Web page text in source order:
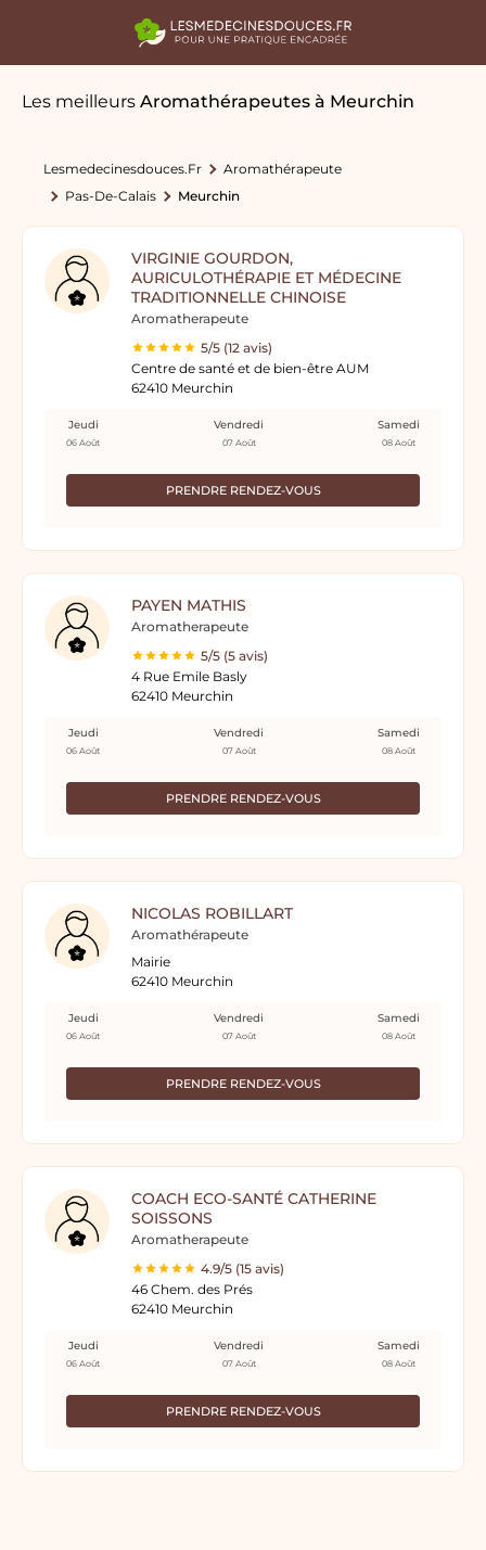
Les meilleurs Aromathérapeutes à Meurchin
Lesmedecinesdouces.fr
Aromathérapeute
Pas-De-Calais
Meurchin
VIRGINIE GOURDON,
AURICULOTHÉRAPIE ET MÉDECINE
TRADITIONNELLE CHINOISE
Aromatherapeute
5/5 (12 avis)
Centre de santé et de bien-être AUM
62410 Meurchin
PRENDRE RENDEZ-VOUS
Jeudi
06 Août
Vendredi
07 Août
Samedi
08 Août
PAYEN MATHIS
Aromatherapeute
5/5 (5 avis)
4 Rue Emile Basly
62410 Meurchin
PRENDRE RENDEZ-VOUS
Jeudi
06 Août
Vendredi
07 Août
Samedi
08 Août
NICOLAS ROBILLART
Aromathérapeute
Mairie
62410 Meurchin
PRENDRE RENDEZ-VOUS
Jeudi
06 Août
Vendredi
07 Août
Samedi
08 Août
COACH ECO-SANTÉ CATHERINE
SOISSONS
Aromatherapeute
4.9/5 (15 avis)
46 Chem. des Prés
62410 Meurchin
PRENDRE RENDEZ-VOUS
Jeudi
06 Août
Vendredi
07 Août
Samedi
08 Août